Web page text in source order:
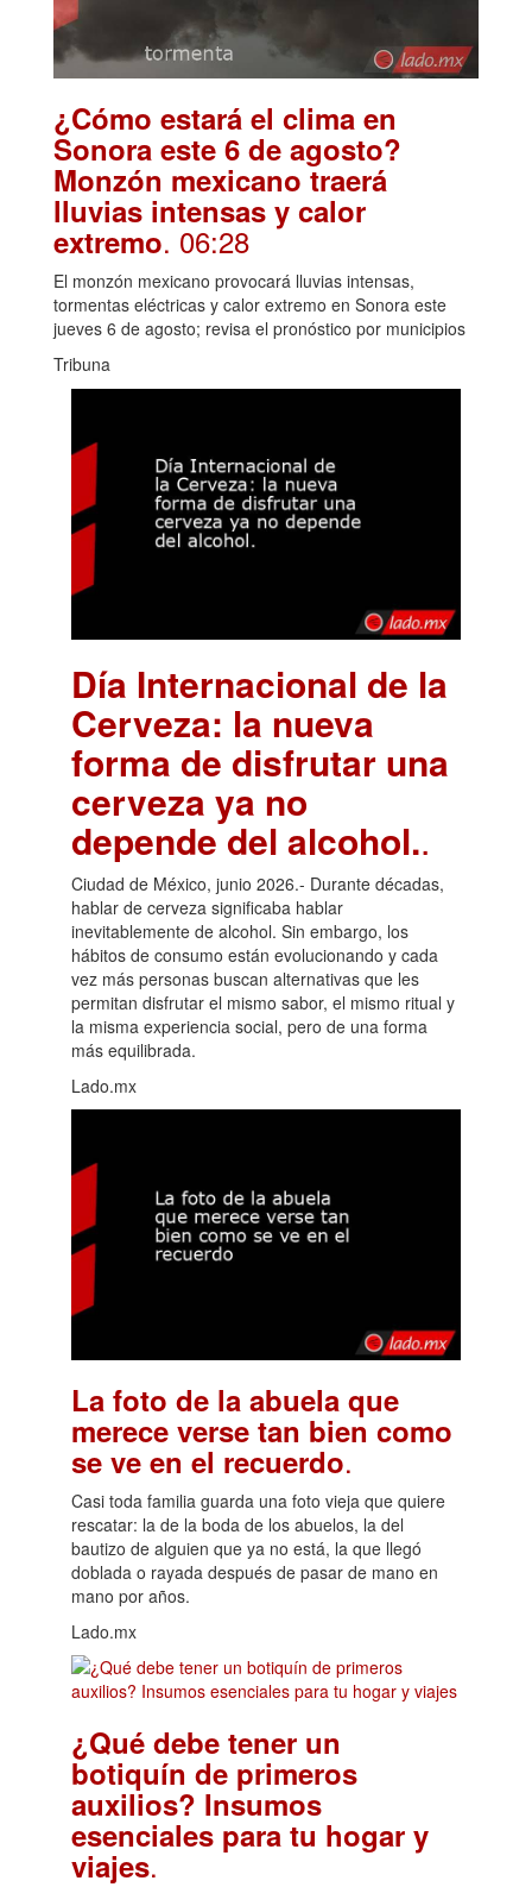
¿Cómo estará el clima en
Sonora este 6 de agosto?
Monzón mexicano traerá
lluvias intensas y calor
extremo. 06:28
El monzón mexicano provocará lluvias intensas,
tormentas eléctricas y calor extremo en Sonora este
jueves 6 de agosto; revisa el pronóstico por municipios
Tribuna
Día Internacional de la
Cerveza: la nueva
forma de disfrutar una
cerveza ya no
depende del alcohol..
Ciudad de México, junio 2026.- Durante décadas,
hablar de cerveza significaba hablar
inevitablemente de alcohol. Sin embargo, los
hábitos de consumo están evolucionando y cada
vez más personas buscan alternativas que les
permitan disfrutar el mismo sabor, el mismo ritual y
la misma experiencia social, pero de una forma
más equilibrada.
Lado.mx
La foto de la abuela que
merece verse tan bien como
se ve en el recuerdo.
Casi toda familia guarda una foto vieja que quiere
rescatar: la de la boda de los abuelos, la del
bautizo de alguien que ya no está, la que llegó
doblada o rayada después de pasar de mano en
mano por años.
Lado.mx
¿Qué debe tener un
botiquín de primeros
auxilios? Insumos
esenciales para tu hogar y
viajes.